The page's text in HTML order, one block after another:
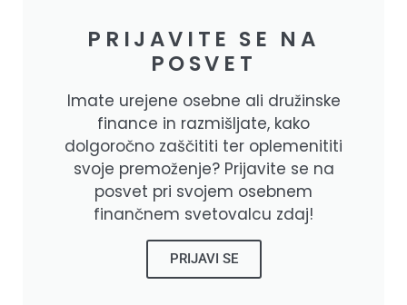
PRIJAVITE SE NA
POSVET
Imate urejene osebne ali družinske
finance in razmišljate, kako
dolgoročno zaščititi ter oplemenititi
svoje premoženje? Prijavite se na
posvet pri svojem osebnem
finančnem svetovalcu zdaj!
PRIJAVI SE